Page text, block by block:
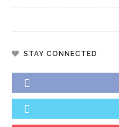
STAY CONNECTED